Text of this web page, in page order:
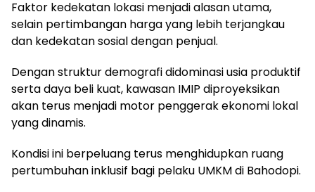
Faktor kedekatan lokasi menjadi alasan utama,
selain pertimbangan harga yang lebih terjangkau
dan kedekatan sosial dengan penjual.
Dengan struktur demografi didominasi usia produktif
serta daya beli kuat, kawasan IMIP diproyeksikan
akan terus menjadi motor penggerak ekonomi lokal
yang dinamis.
Kondisi ini berpeluang terus menghidupkan ruang
pertumbuhan inklusif bagi pelaku UMKM di Bahodopi.